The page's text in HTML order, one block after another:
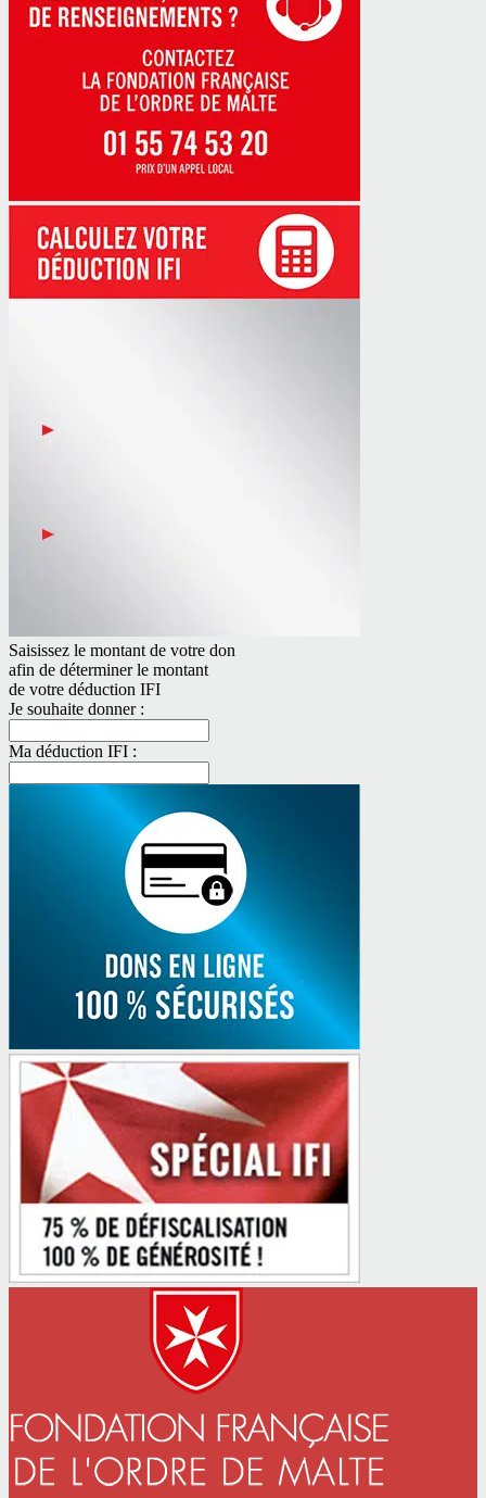
Saisissez le montant de votre don
afin de déterminer le montant
de votre déduction IFI
Je souhaite donner :
Ma déduction IFI :